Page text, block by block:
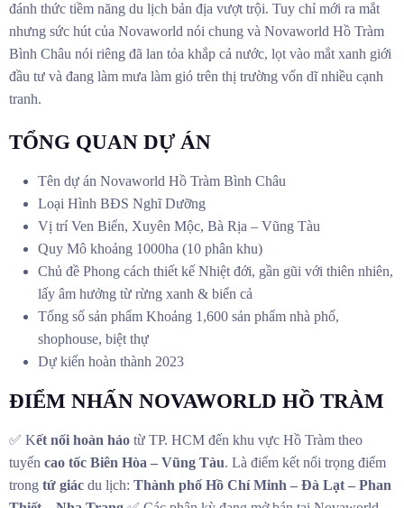
đánh thức tiềm năng du lịch bản địa vượt trội. Tuy chỉ mới ra mắt
nhưng sức hút của Novaworld nói chung và Novaworld Hồ Tràm
Bình Châu nói riêng đã lan tỏa khắp cả nước, lọt vào mắt xanh giới
đầu tư và đang làm mưa làm gió trên thị trường vốn dĩ nhiều cạnh
tranh.
TỔNG QUAN DỰ ÁN
Tên dự án Novaworld Hồ Tràm Bình Châu
Loại Hình BĐS Nghĩ Dưỡng
Vị trí Ven Biển, Xuyên Mộc, Bà Rịa – Vũng Tàu
Quy Mô khoảng 1000ha (10 phân khu)
Chủ đề Phong cách thiết kế Nhiệt đới, gần gũi với thiên nhiên,
lấy âm hưởng từ rừng xanh & biển cả
Tổng số sản phẩm Khoảng 1,600 sản phẩm nhà phố,
shophouse, biệt thự
Dự kiến hoàn thành 2023
ĐIỂM NHẤN NOVAWORLD HỒ TRÀM
✅ Kết nối hoàn hảo từ TP. HCM đến khu vực Hồ Tràm theo
tuyến cao tốc Biên Hòa – Vũng Tàu. Là điểm kết nối trọng điểm
trong tứ giác du lịch: Thành phố Hồ Chí Minh – Đà Lạt – Phan